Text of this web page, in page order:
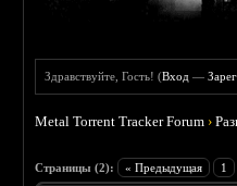
Здравствуйте, Гость! (Вход —
Metal Torrent Tracker Forum ›
Страницы (2): « Предыдущая 1